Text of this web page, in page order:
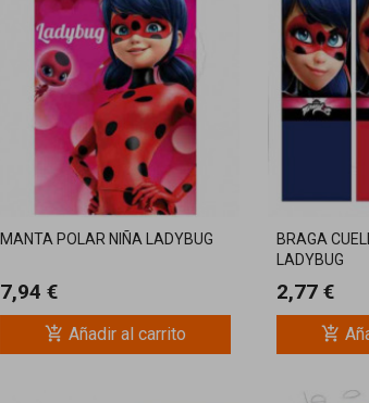
MANTA POLAR NIÑA LADYBUG
7,94 €
add_shopping_cart Añadir al carrito
BRAGA
LADYBUG
2,77 €
add_shopping_cart